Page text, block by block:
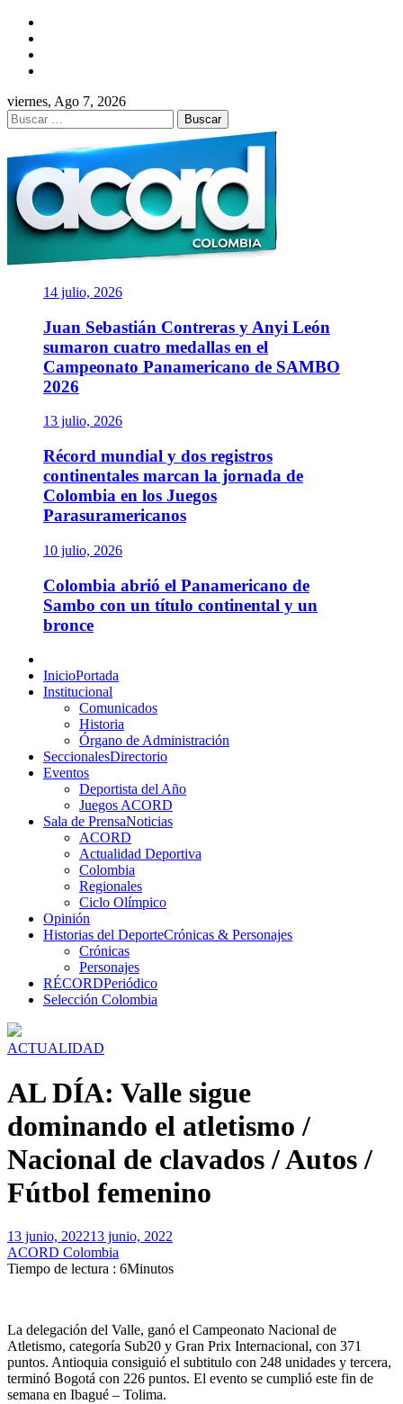
Saltar
contenido
viernes, Ago 7, 2026
Buscar:
Asociación de Periodistas Deportivos
14 julio, 2026
Juan Sebastián Contreras y Anyi León
sumaron cuatro medallas en el
Campeonato Panamericano de SAMBO
2026
13 julio, 2026
Récord mundial y dos registros
continentales marcan la jornada de
Colombia en los Juegos
Parasuramericanos
10 julio, 2026
Colombia abrió el Panamericano de
Sambo con un título continental y un
bronce
Menú
principalInicioPortada
Institucional
Comunicados
Historia
Órgano de Administración
SeccionalesDirectorio
Eventos
Deportista del Año
Juegos ACORD
Sala de PrensaNoticias
ACORD
Actualidad Deportiva
Colombia
Regionales
Ciclo Olímpico
Opinión
Historias del DeporteCrónicas & Personajes
Crónicas
Personajes
RÉCORDPeriódico
Selección Colombia
ACTUALIDAD
AL DÍA: Valle sigue
dominando el atletismo /
Nacional de clavados / Autos /
Fútbol femenino
13 junio, 202213 junio, 2022
ACORD Colombia
Tiempo de lectura : 6Minutos
La delegación del Valle, ganó el Campeonato Nacional de
Atletismo, categoría Sub20 y Gran Prix Internacional, con 371
puntos. Antioquia consiguió el subtitulo con 248 unidades y tercera,
terminó Bogotá con 226 puntos. El evento se cumplió este fin de
semana en Ibagué – Tolima.